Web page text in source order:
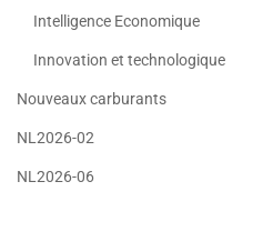
Intelligence Economique
Innovation et technologique
Nouveaux carburants
NL2026-02
NL2026-06